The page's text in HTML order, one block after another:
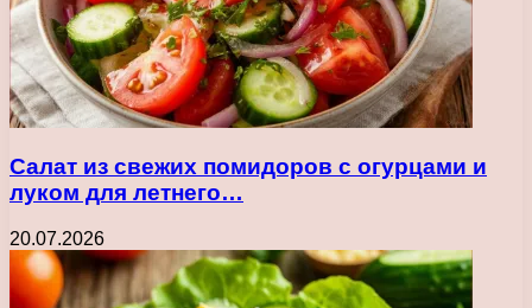
Салат из свежих помидоров с огурцами и
луком для летнего…
20.07.2026